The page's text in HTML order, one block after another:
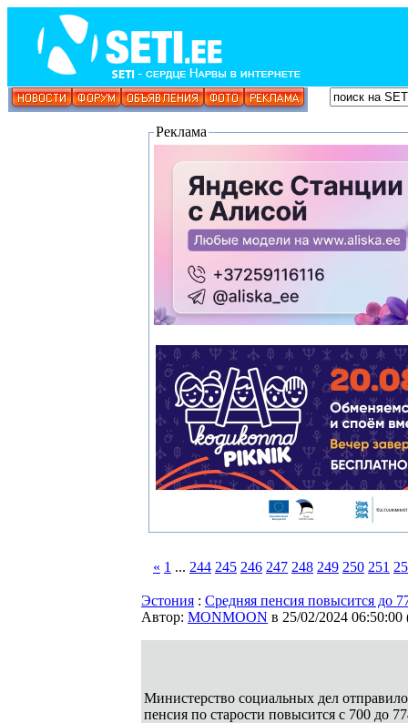
Реклама
« 1 ... 244 245 246 247 248 249 250 251
Эстония : Средняя пенсия повысится до
Автор: MONMOON в 25/02/2024 06:50:00
Министерство социальных дел отправило
пенсия по старости повысится с 700 до